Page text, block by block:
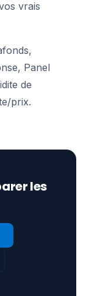
vrais
Panel
de
prix.
les